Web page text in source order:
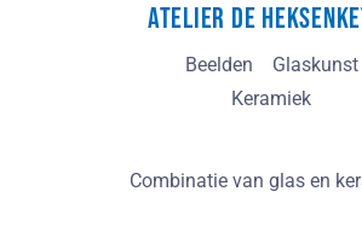
Atelier De
Beelden
Glaskunst
Keramiek
Combinatie van glas en